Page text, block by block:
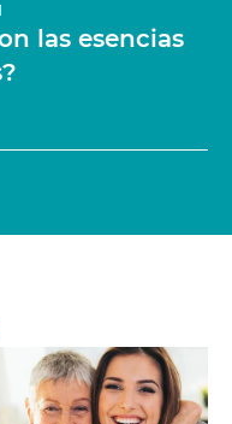
las esencias